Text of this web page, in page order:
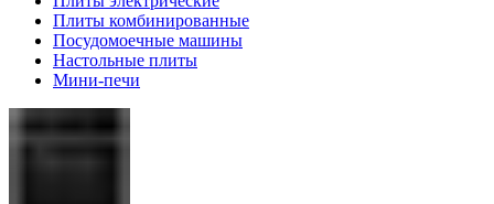
Плиты комбинированные
Посудомоечные машины
Настольные плиты
Мини-печи